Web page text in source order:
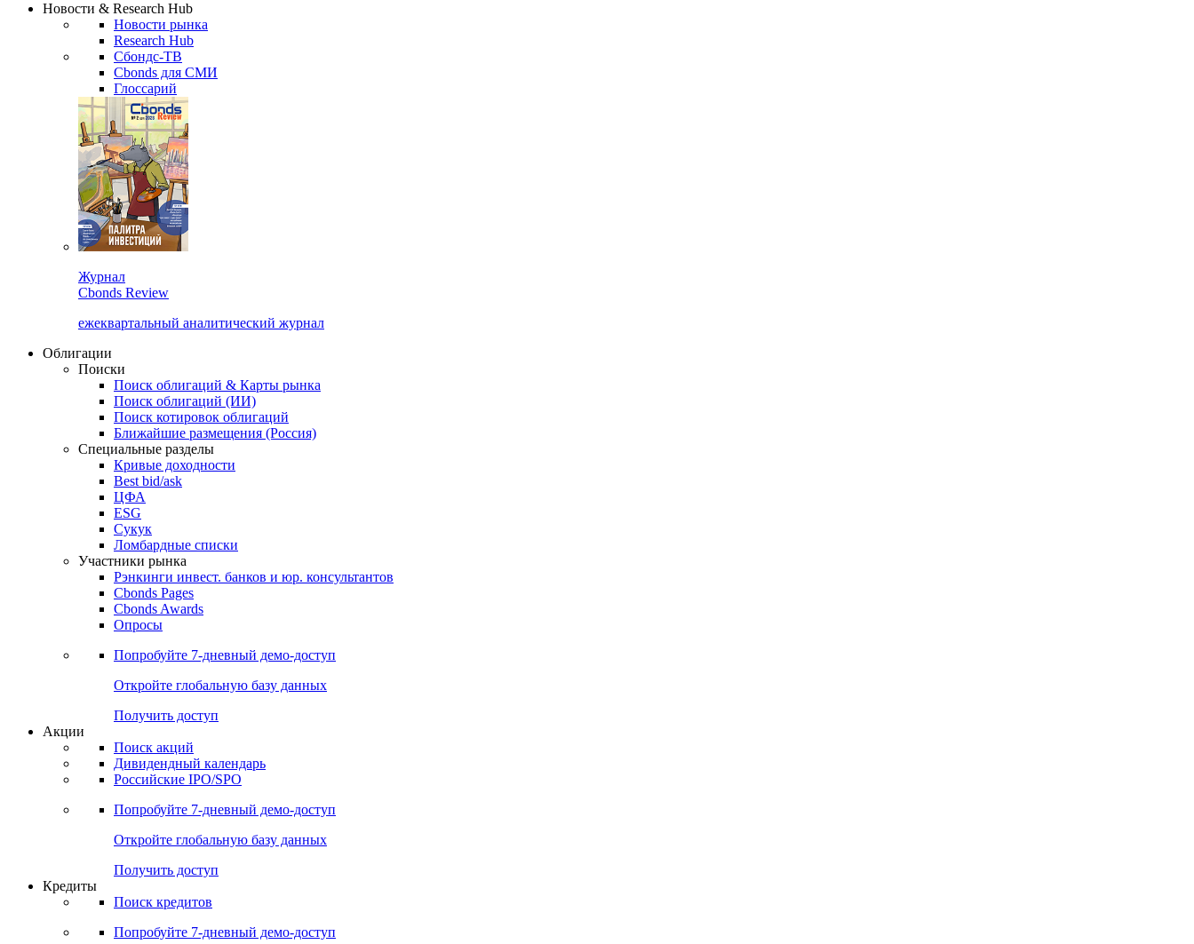
Новости & Research Hub
Новости рынка
Research Hub
Сбондс-ТВ
Cbonds для СМИ
Глоссарий
Журнал
Cbonds Review
ежеквартальный аналитический журнал
Облигации
Поиски
Поиск облигаций & Карты рынка
Поиск облигаций (ИИ)
Поиск котировок облигаций
Ближайшие размещения (Россия)
Специальные разделы
Кривые доходности
Best bid/ask
ЦФА
ESG
Сукук
Ломбардные списки
Участники рынка
Рэнкинги инвест. банков и юр. консультантов
Cbonds Pages
Cbonds Awards
Опросы
Попробуйте 7-дневный демо-доступ
Откройте глобальную базу данных
Получить доступ
Акции
Поиск акций
Дивидендный календарь
Российские IPO/SPO
Попробуйте 7-дневный демо-доступ
Откройте глобальную базу данных
Получить доступ
Кредиты
Поиск кредитов
Попробуйте 7-дневный демо-доступ